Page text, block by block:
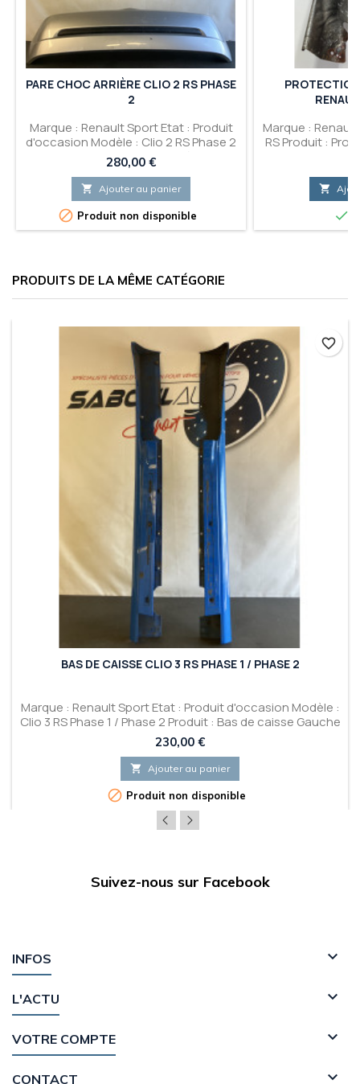
PARE CHOC ARRIÈRE CLIO 2 RS PHASE
2
Marque : Renault Sport Etat : Produit
d'occasion Modèle : Clio 2 RS Phase 2
Produit : Pare choc Arrière
Prix
280,00 €
 Ajouter au panier
 Produit non disponible
Marque :
RS Produit :


PRODUITS DE LA MÊME CATÉGORIE
BAS DE CAISSE CLIO 3 RS PHASE 1 / PHASE 2
Marque : Renault Sport Etat : Produit d'occasion Modèle :
Clio 3 RS Phase 1 / Phase 2 Produit : Bas de caisse Gauche
et Droit
Prix
230,00 €
 Ajouter au panier
 Produit non disponible
favorite_border
Suivez-nous sur Facebook
INFOS 
L'ACTU 
VOTRE COMPTE 
CONTACT 